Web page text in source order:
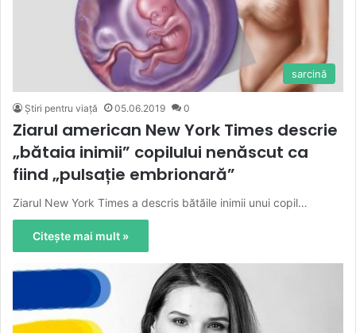
sarcină
Știri pentru viață 05.06.2019 0
Ziarul american New York Times descrie
„bătaia inimii” copilului nenăscut ca
fiind „pulsație embrionară”
Ziarul New York Times a descris bătăile inimii unui copil…
Citește mai mult »